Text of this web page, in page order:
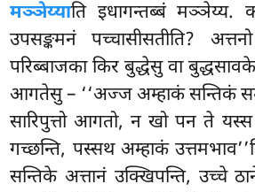
मञ्ञेय्याति इधागन्तब्बं मञ्ञेय्य.
उपसङ्कमनं पच्चासीसतीति?
परिब्बाजका किर बुद्धेसु वा
आगतेसु – ‘‘अज्ज अम्हाकं सन्तिकं
सारिपुत्तो आगतो, न खो पन ते
गच्छन्ति, पस्सथ अम्हाकं
सन्तिके अत्तानं उक्खिपन्ति, उच्चे